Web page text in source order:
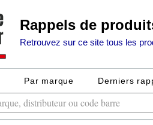
Rappels de
Retrouvez sur ce site tous les
Par marque Derniers